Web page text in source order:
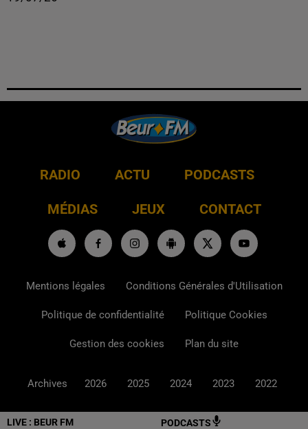
LIVE : BEUR FM PODCASTS
RADIO ACTU PODCASTS
MÉDIAS JEUX CONTACT
Mentions légales Conditions Générales d'Utilisation
Politique de confidentialité Politique Cookies
Gestion des cookies Plan du site
Archives 2026 2025 2024 2023 2022